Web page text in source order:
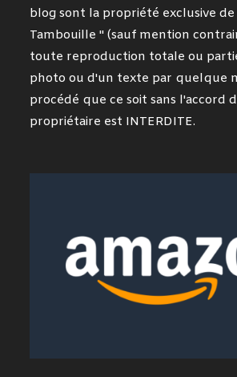
blog sont la propriété exclusive
Tambouille " (sauf mention
toute reproduction totale ou
photo ou d'un texte par quelque
procédé que ce soit sans l'accord
propriétaire est INTERDITE.